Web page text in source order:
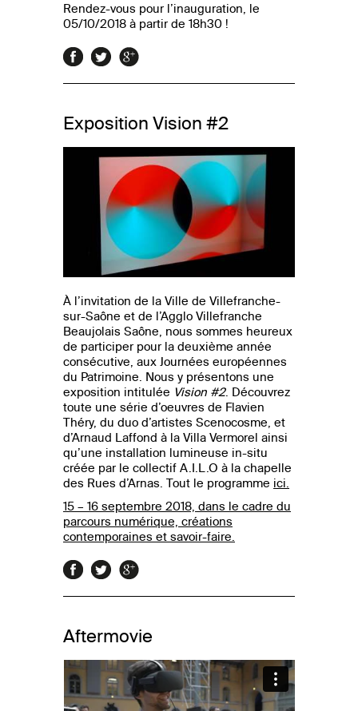
Rendez-vous pour l’inauguration, le
05/10/2018 à partir de 18h30 !
Exposition Vision #2
À l’invitation de la Ville de Villefranche-
sur-Saône et de l’Agglo Villefranche
Beaujolais Saône, nous sommes heureux
de participer pour la deuxième année
consécutive, aux Journées européennes
du Patrimoine. Nous y présentons une
exposition intitulée Vision #2. Découvrez
toute une série d’oeuvres de Flavien
Théry, du duo d’artistes Scenocosme, et
d’Arnaud Laffond à la Villa Vermorel ainsi
qu’une installation lumineuse in-situ
créée par le collectif A.I.L.O à la chapelle
des Rues d’Arnas. Tout le programme ici.
15 – 16 septembre 2018, dans le cadre du
parcours numérique, créations
contemporaines et savoir-faire.
Aftermovie